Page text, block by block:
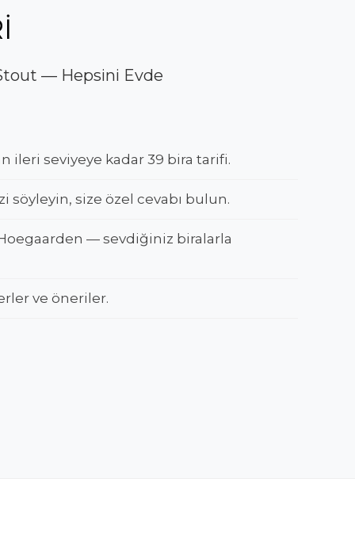
— Hepsini Evde
ileri seviyeye kadar 39 bira tarifi.
söyleyin, size özel cevabı bulun.
— sevdiğiniz biralarla
ve öneriler.